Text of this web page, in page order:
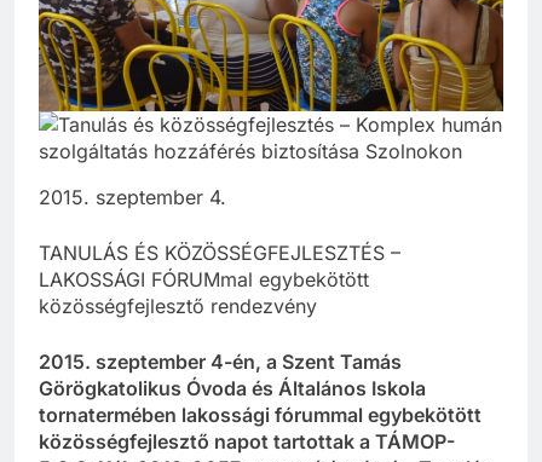
2015. szeptember 4.
TANULÁS ÉS KÖZÖSSÉGFEJLESZTÉS –
LAKOSSÁGI FÓRUMmal egybekötött
közösségfejlesztő rendezvény
2015. szeptember 4-én, a Szent Tamás
Görögkatolikus Óvoda és Általános Iskola
tornatermében lakossági fórummal egybekötött
közösségfejlesztő napot tartottak a TÁMOP-